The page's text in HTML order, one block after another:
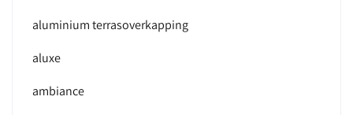
aluminium terrasoverkapping
aluxe
ambiance